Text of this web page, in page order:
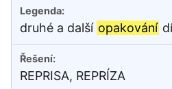
druhé a další opakování
REPRISA, REPRÍZA